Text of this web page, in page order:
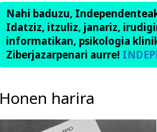
Nahi baduzu,
Idatziz, itzuliz, janariz,
informatikan, psikologia
Ziberjazarpenari aurre!
Honen harira